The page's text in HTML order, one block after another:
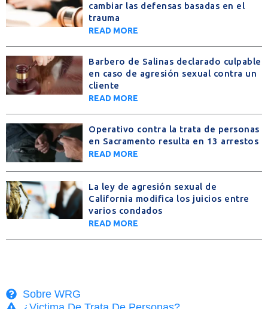
cambiar las defensas basadas en el
trauma
READ MORE
Barbero de Salinas declarado culpable
en caso de agresión sexual contra un
cliente
READ MORE
Operativo contra la trata de personas
en Sacramento resulta en 13 arrestos
READ MORE
La ley de agresión sexual de
California modifica los juicios entre
varios condados
READ MORE
Sobre WRG